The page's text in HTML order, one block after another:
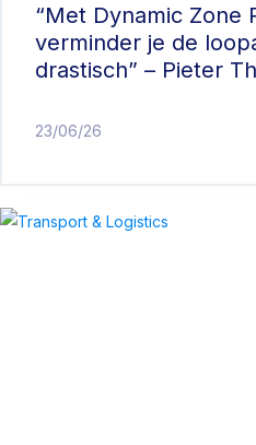
“Met Dynamic Zone
verminder je de
drastisch” – Pieter
23/06/26